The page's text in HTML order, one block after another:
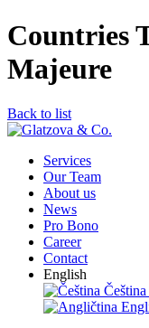
Countries
Majeure
Back to list
Services
Our Team
About us
News
Pro Bono
Career
Contact
English
Čeština